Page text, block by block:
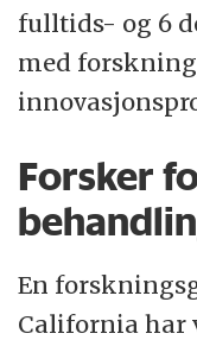
fulltids- og 6
med
Forsker
En
California har